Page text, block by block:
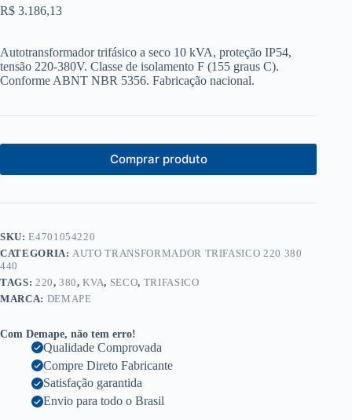
R$ 3.186,13
Autotransformador trifásico a seco 10 kVA, proteção IP54,
tensão 220-380V. Classe de isolamento F (155 graus C).
Conforme ABNT NBR 5356. Fabricação nacional.
Comprar produto
SKU:E4701054220
CATEGORIA: AUTO TRANSFORMADOR TRIFASICO 220 380
440
TAGS: 220,380,KVA, SECO, TRIFASICO
MARCA: DEMAPE
Com Demape, não tem erro!
Qualidade Comprovada
Compre Direto Fabricante
Satisfação garantida
Envio para todo o Brasil